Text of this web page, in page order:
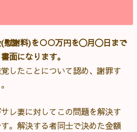
(慰謝料)を○○万円を〇月〇日まで
面になります。
したことについて認め、謝罪す
レ妻に対してこの問題を解決す
。解決する者同士で決めた金額